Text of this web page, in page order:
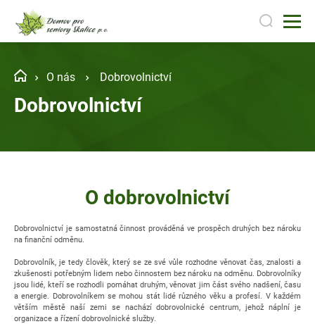
O nás Dobrovolnictví
Dobrovolnictví
O dobrovolnictví
Dobrovolnictví je samostatná činnost prováděná ve prospěch druhých bez nároku
na finanční odměnu.
Dobrovolník, je tedy člověk, který se ze své vůle rozhodne věnovat čas, znalosti a
zkušenosti potřebným lidem nebo činnostem bez nároku na odměnu. Dobrovolníky
jsou lidé, kteří se rozhodli pomáhat druhým, věnovat jim část svého nadšení, času
a energie. Dobrovolníkem se mohou stát lidé různého věku a profesí. V každém
větším městě naší zemi se nachází dobrovolnické centrum, jehož náplní je
organizace a řízení dobrovolnické služby.